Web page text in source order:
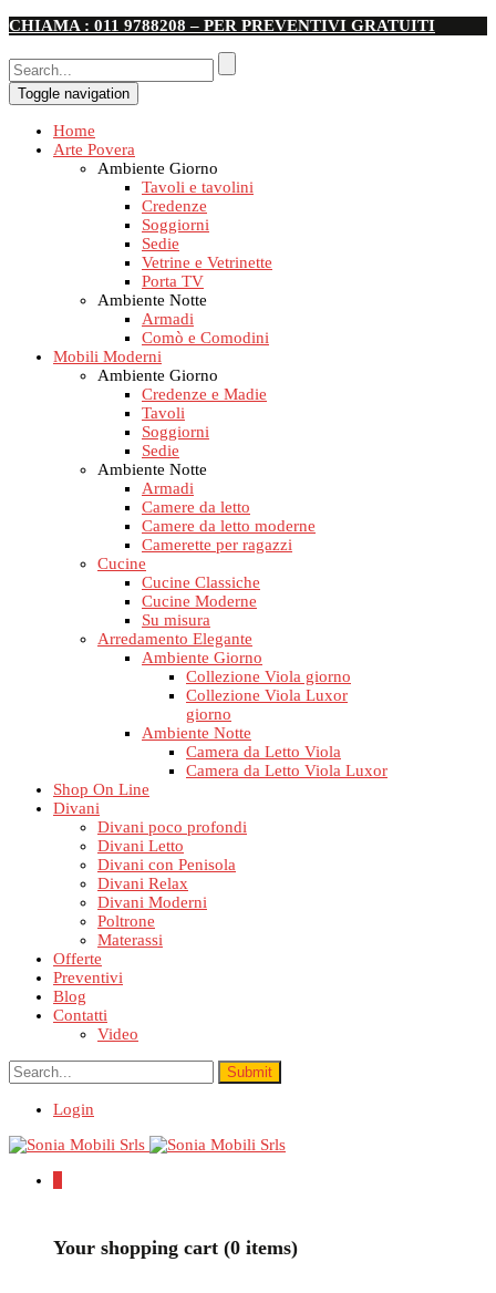
CHIAMA : 011 9788208 – PER PREVENTIVI GRATUITI
Toggle navigation
Home
Arte Povera
Ambiente Giorno
Tavoli e tavolini
Credenze
Soggiorni
Sedie
Vetrine e Vetrinette
Porta TV
Ambiente Notte
Armadi
Comò e Comodini
Mobili Moderni
Ambiente Giorno
Credenze e Madie
Tavoli
Soggiorni
Sedie
Ambiente Notte
Armadi
Camere da letto
Camere da letto moderne
Camerette per ragazzi
Cucine
Cucine Classiche
Cucine Moderne
Su misura
Arredamento Elegante
Ambiente Giorno
Collezione Viola giorno
Collezione Viola Luxor
giorno
Ambiente Notte
Camera da Letto Viola
Camera da Letto Viola Luxor
Shop On Line
Divani
Divani poco profondi
Divani Letto
Divani con Penisola
Divani Relax
Divani Moderni
Poltrone
Materassi
Offerte
Preventivi
Blog
Contatti
Video
Login
Your shopping cart (0 items)